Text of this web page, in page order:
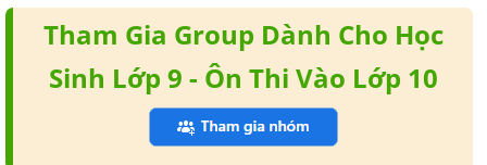
Tham Gia Group Dành Cho Học
Sinh Lớp 9 - Ôn Thi Vào Lớp 10